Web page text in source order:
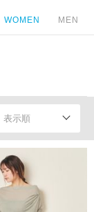
WOMEN MEN
表示順